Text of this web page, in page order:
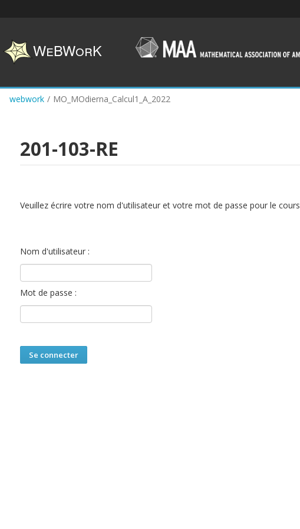
content
webwork / MO_MOdierna_Calcul1_A_2022
201-103-RE
Veuillez écrire votre nom d'utilisateur et votre mot de passe pour le cours
Nom d'utilisateur :
Mot de passe :